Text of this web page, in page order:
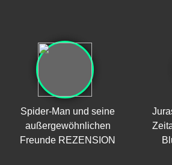
Spider-Man und seine
außergewöhnlichen
Freunde REZENSION